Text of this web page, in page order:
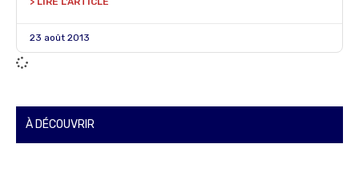
23 août 2013
À DÉCOUVRIR